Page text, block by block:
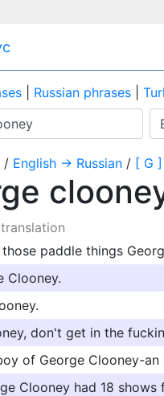
Russian phrases
/ English → Russian / [ G ]
paddle things
Clooney.
don't get in the
of George Clooney-
Clooney had 18